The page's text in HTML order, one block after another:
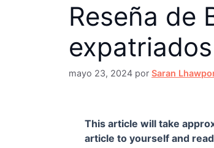
Reseña de
mayo 23, 2024 por Saran
This article will take
article to yourself and